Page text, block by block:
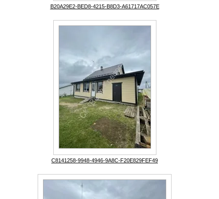
B20A29E2-BED8-4215-B8D3-A61717AC057E
C8141258-9948-4946-9A8C-F20E829FEF49